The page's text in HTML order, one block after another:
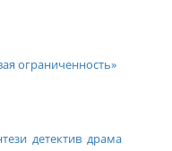
ограниченность
детектив драма